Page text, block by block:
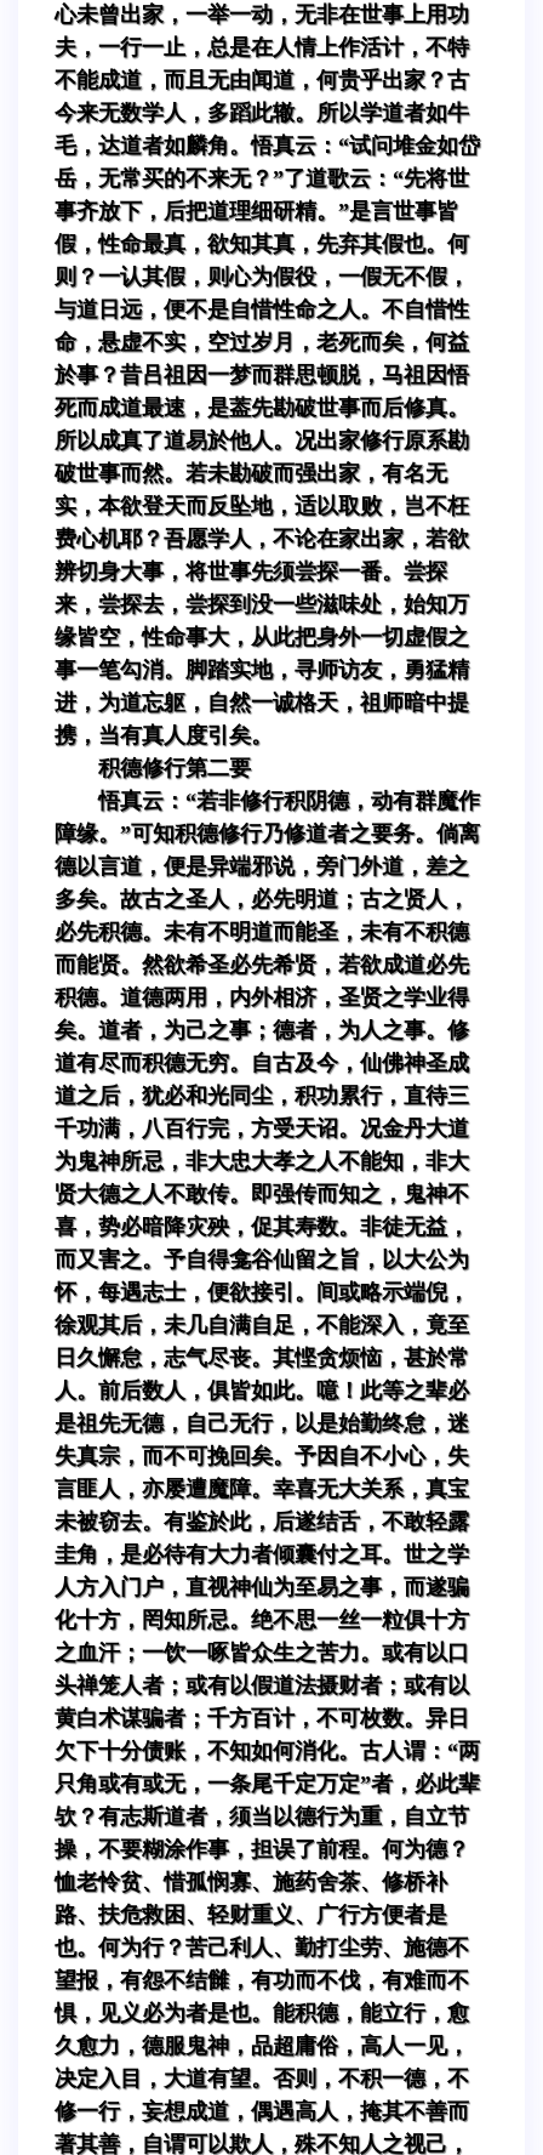
心未曾出家，一举一动，无非在世事上用功
夫，一行一止，总是在人情上作活计，不特
不能成道，而且无由闻道，何贵乎出家？古
今来无数学人，多蹈此辙。所以学道者如牛
毛，达道者如麟角。悟真云：“试问堆金如岱
岳，无常买的不来无？”了道歌云：“先将世
事齐放下，后把道理细研精。”是言世事皆
假，性命最真，欲知其真，先弃其假也。何
则？一认其假，则心为假役，一假无不假，
与道日远，便不是自惜性命之人。不自惜性
命，悬虚不实，空过岁月，老死而矣，何益
於事？昔吕祖因一梦而群思顿脱，马祖因悟
死而成道最速，是葢先勘破世事而后修真。
所以成真了道易於他人。况出家修行原系勘
破世事而然。若未勘破而强出家，有名无
实，本欲登天而反坠地，适以取败，岂不枉
费心机耶？吾愿学人，不论在家出家，若欲
辨切身大事，将世事先须尝探一番。尝探
来，尝探去，尝探到没一些滋味处，始知万
缘皆空，性命事大，从此把身外一切虚假之
事一笔勾消。脚踏实地，寻师访友，勇猛精
进，为道忘躯，自然一诚格天，祖师暗中提
携，当有真人度引矣。
积德修行第二要
悟真云：“若非修行积阴德，动有群魔作
障缘。”可知积德修行乃修道者之要务。倘离
德以言道，便是异端邪说，旁门外道，差之
多矣。故古之圣人，必先明道；古之贤人，
必先积德。未有不明道而能圣，未有不积德
而能贤。然欲希圣必先希贤，若欲成道必先
积德。道德两用，内外相济，圣贤之学业得
矣。道者，为己之事；德者，为人之事。修
道有尽而积德无穷。自古及今，仙佛神圣成
道之后，犹必和光同尘，积功累行，直待三
千功满，八百行完，方受天诏。况金丹大道
为鬼神所忌，非大忠大孝之人不能知，非大
贤大德之人不敢传。即强传而知之，鬼神不
喜，势必暗降灾殃，促其寿数。非徒无益，
而又害之。予自得龛谷仙留之旨，以大公为
怀，每遇志士，便欲接引。间或略示端倪，
徐观其后，未几自满自足，不能深入，竟至
日久懈怠，志气尽丧。其悭贪烦恼，甚於常
人。前后数人，俱皆如此。噫！此等之辈必
是祖先无德，自己无行，以是始勤终怠，迷
失真宗，而不可挽回矣。予因自不小心，失
言匪人，亦屡遭魔障。幸喜无大关系，真宝
未被窃去。有鉴於此，后遂结舌，不敢轻露
圭角，是必待有大力者倾囊付之耳。世之学
人方入门户，直视神仙为至易之事，而遂骗
化十方，罔知所忌。绝不思一丝一粒俱十方
之血汗；一饮一啄皆众生之苦力。或有以口
头禅笼人者；或有以假道法摄财者；或有以
黄白术谋骗者；千方百计，不可枚数。异日
欠下十分债账，不知如何消化。古人谓：“两
只角或有或无，一条尾千定万定”者，必此辈
欤？有志斯道者，须当以德行为重，自立节
操，不要糊涂作事，担误了前程。何为德？
恤老怜贫、惜孤悯寡、施药舍茶、修桥补
路、扶危救困、轻财重义、广行方便者是
也。何为行？苦己利人、勤打尘劳、施德不
望报，有怨不结雠，有功而不伐，有难而不
惧，见义必为者是也。能积德，能立行，愈
久愈力，德服鬼神，品超庸俗，高人一见，
决定入目，大道有望。否则，不积一德，不
修一行，妄想成道，偶遇高人，掩其不善而
著其善，自谓可以欺人，殊不知人之视己，